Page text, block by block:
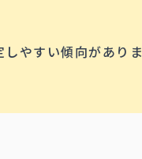
やすい傾向がありま